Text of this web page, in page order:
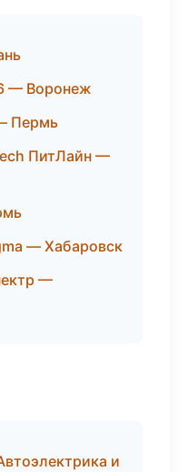
— Воронеж
Пермь
ПитЛайн —
— Хабаровск
—
и